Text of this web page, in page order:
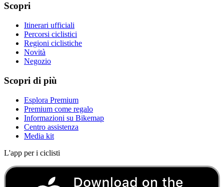
Scopri
Itinerari ufficiali
Percorsi ciclistici
Regioni ciclistiche
Novità
Negozio
Scopri di più
Esplora Premium
Premium come regalo
Informazioni su Bikemap
Centro assistenza
Media kit
L'app per i ciclisti